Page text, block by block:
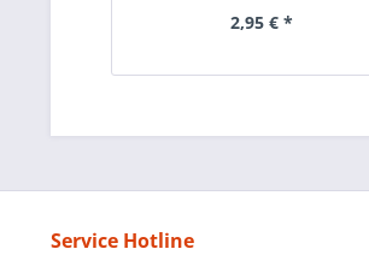
2,95 € *
Service Hotline